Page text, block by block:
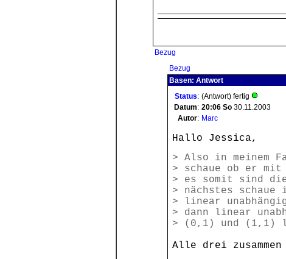
Bezug
Bezug
Basen: Antwort
Status: (Antwort) fertig
Datum: 20:06 So 30.11.2003
Autor: Marc
Hallo Jessica,
> Also in meinem
> schaue ob er
> es somit sind
> nächstes
> linear
> dann linear
> (0,1) und (1,1)
Alle drei